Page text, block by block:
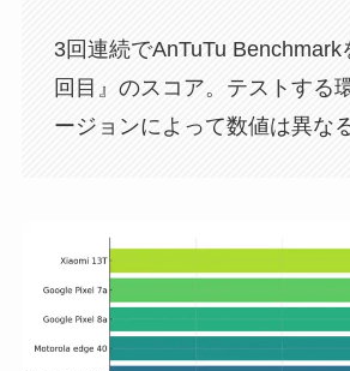
3回連続でAnTuTu Benchmark
回目』のスコア。テストする
ージョンによって数値は異な